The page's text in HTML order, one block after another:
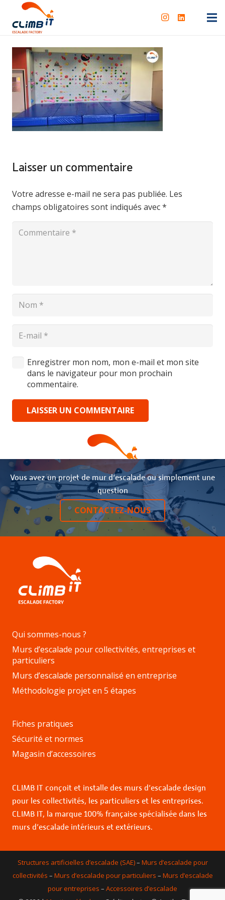
Laisser un commentaire
Votre adresse e-mail ne sera pas publiée. Les
champs obligatoires sont indiqués avec*
Enregistrer mon nom, mon e-mail et mon site
dans le navigateur pour mon prochain
commentaire.
LAISSER UN COMMENTAIRE
Vous avez un projet de mur d‘escalade ou simplement une
question
CONTACTEZ-NOUS
Qui sommes-nous ?
Murs d’escalade pour collectivités, entreprises et
particuliers
Murs d’escalade personnalisé en entreprise
Méthodologie projet en 5 étapes
Fiches pratiques
Sécurité et normes
Magasin d’accessoires
CLIMB IT conçoit et installe des murs d’escalade design
pour les collectivités, les particuliers et les entreprises.
CLIMB IT, la marque 100% française spécialisée dans les
murs d’escalade intérieurs et extérieurs.
Structures artificielles d’escalade (SAE)– Murs d’escalade pour
collectivités – Murs d’escalade pour particuliers – Murs d’escalade
pour entreprises – Accessoires d’escalade